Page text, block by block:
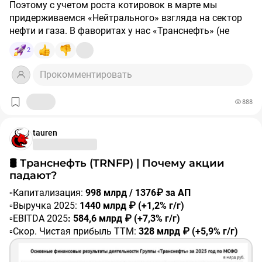
компании будет расти вместе с инфляцией или даже
быстрее.
Монопольный статус:
Альтернативы магистральным
трубопроводам нет. Железная дорога дороже, а
других труб не построили.
Финансовый рентген: Дивиденды 2026
устойчивую прибыль, несмотря на рост налоговой
50% нормализованной чистой прибыли), нас ждут
очень приятные цифры.
Ожидаемый дивиденд (лето 2026):
прогнозируют выплату в районе
акцию.
Текущая доходность:
рублей мы получаем доходность13,5–14,5%
Стабильность:У компании огромная «денежная
подушка» (более 240 млрд рублей), что делает
выплату практически гарантированной.
Плюсы и минусы
Поэтому с учетом роста котировок в марте мы
придерживаемся «Нейтрального» взгляда на сектор
нефти и газа. В фаворитах у нас «Транснефть» (не
зависит от нефтяных котировок) и «НОВАТЭК»
(выигрывает от скачка мировых цен на газ).
2
Прокомментировать
888
tauren
🛢 Транснефть (TRNFP) | Почему акции
падают?
▫️Капитализация: 998 млрд / 1376₽ за АП
▫️Выручка 2025: 1440 млрд ₽ (+1,2% г/г)
▫️EBITDA 2025: 584,6 млрд ₽ (+7,3% г/г)
▫️Скор. Чистая прибыль ТТМ: 328 млрд ₽ (+5,9% г/г)
▫️скор. P/E:
0,34